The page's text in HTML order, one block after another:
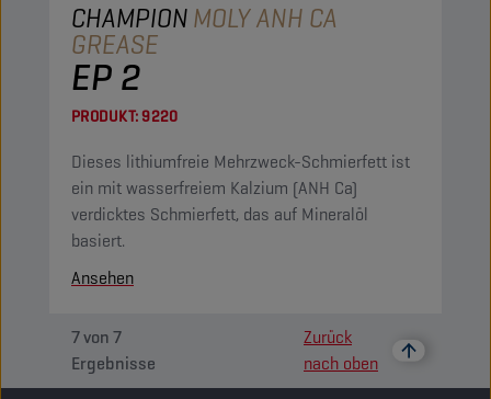
CHAMPIONMOLY ANH CA
GREASE
EP 2
PRODUKT:9220
Dieses lithiumfreie Mehrzweck-Schmierfett ist
ein mit wasserfreiem Kalzium (ANH Ca)
verdicktes Schmierfett, das auf Mineralöl
basiert.
Ansehen
7von7
Ergebnisse
Zurück
nach oben